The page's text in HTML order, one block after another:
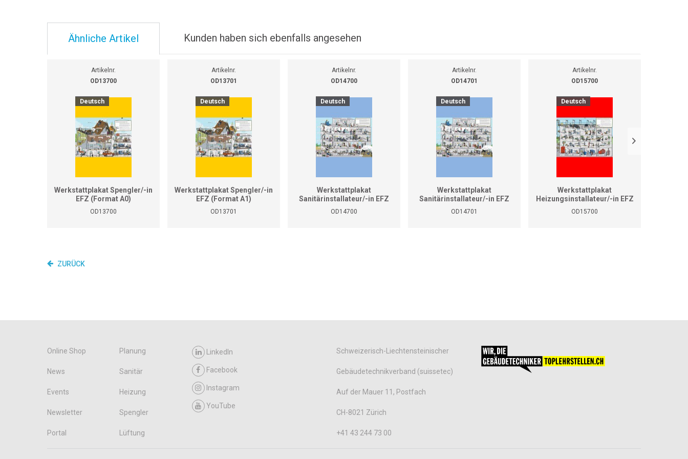
Ähnliche Artikel Kunden haben sich ebenfalls angesehen
Artikelnr.
OD13700
Deutsch
Werkstattplakat Spengler/-in
EFZ (Format A0)
OD13700
Artikelnr.
OD13701
Deutsch
Werkstattplakat Spengler/-in
EFZ (Format A1)
OD13701
Artikelnr.
OD14700
Deutsch
Werkstattplakat
Sanitärinstallateur/-in EFZ
(Format A0)
OD14700
Artikelnr.
OD14701
Deutsch
Werkstattplakat
Sanitärinstallateur/-in EFZ
(Format A1)
OD14701
Artikelnr.
OD15700
Deutsch
Werkstattplakat
Heizungsinstallateur/-in EFZ
(Format A0)
OD15700
ZURÜCK
Online Shop Planung
News Sanitär
Events Heizung
Newsletter Spengler
Portal Lüftung
LinkedIn
Facebook
Instagram
YouTube
Schweizerisch-Liechtensteinischer
Gebäudetechnikverband (suissetec)
Auf der Mauer 11, Postfach
CH-8021 Zürich
+41 43 244 73 00